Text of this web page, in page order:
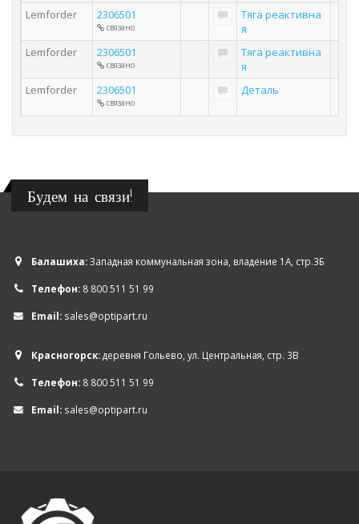
Lemforder
2306501
связано
Тяга реактивна
я
Lemforder
2306501
связано
Тяга реактивна
я
Lemforder
2306501
связано
Деталь
Будем на связи!
Балашиха:Западная коммунальная зона, владение 1А, стр.3Б
Телефон: 8 800 511 51 99
Email: sales@optipart.ru
Красногорск:деревня Гольево, ул. Центральная, стр. 3В
Телефон: 8 800 511 51 99
Email: sales@optipart.ru